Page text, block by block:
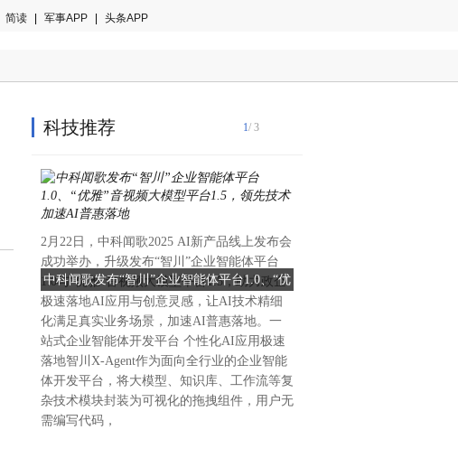
简读 军事APP 头条APP
科技推荐
中科闻歌发布“智川”企业智能体平台1.0、“优
雅”音视频大模型平台1.5，领先技术加速AI普
惠落地
2月22日，中科闻歌2025 AI新产品线上发布会
成功举办，升级发布“智川”企业智能体平台
1.0与“优雅”音视频大模型平台1.5，助力政企
极速落地AI应用与创意灵感，让AI技术精细
化满足真实业务场景，加速AI普惠落地。一
站式企业智能体开发平台 个性化AI应用极速
落地智川X-Agent作为面向全行业的企业智能
体开发平台，将大模型、知识库、工作流等复
杂技术模块封装为可视化的拖拽组件，用户无
需编写代码，
1/ 3